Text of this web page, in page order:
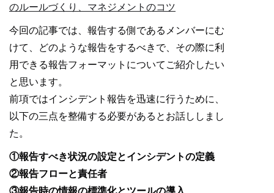
のルールづくり、マネジメントのコツ
今回の記事では、報告する側であるメンバーにむ
けて、どのような報告をするべきで、その際に利
用できる報告フォーマットについてご紹介したい
と思います。
前項ではインシデント報告を迅速に行うために、
以下の三点を整備する必要があるとお話ししまし
た。
①報告すべき状況の設定とインシデントの定義
②報告フローと責任者